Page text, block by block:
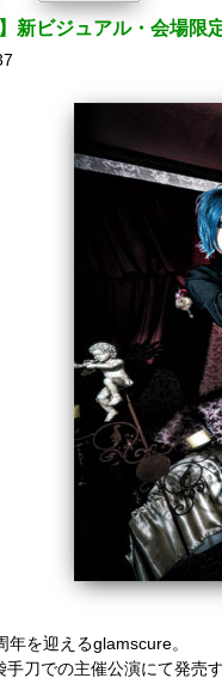
新ビジュアル・会場限
年を迎えるglamscure。
刀での主催公演にて発売